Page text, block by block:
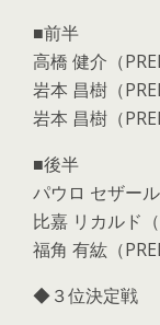
■前半
高橋 健介（
岩本 昌樹（
岩本 昌樹（
■後半
パウロ セザー
比嘉 リカルド
福角 有紘（
◆３位決定戦